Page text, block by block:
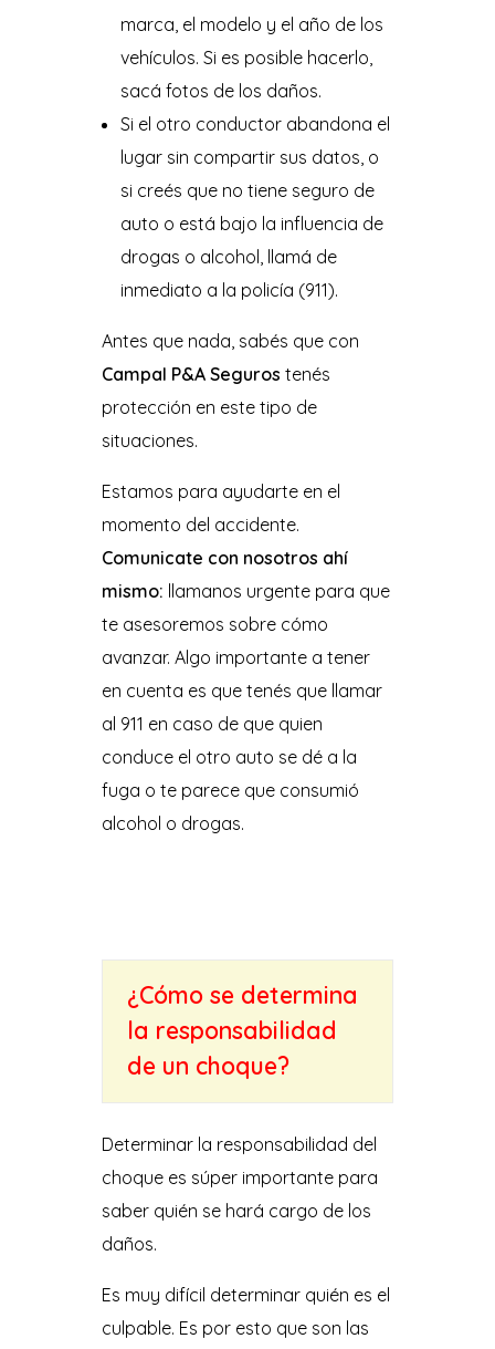
marca, el modelo y el año de los
vehículos. Si es posible hacerlo,
sacá fotos de los daños.
Si el otro conductor abandona el
lugar sin compartir sus datos, o
si creés que no tiene seguro de
auto o está bajo la influencia de
drogas o alcohol, llamá de
inmediato a la policía (911).
Antes que nada, sabés que con
Campal P&A Seguros tenés
protección en este tipo de
situaciones.
Estamos para ayudarte en el
momento del accidente.
Comunicate con nosotros ahí
mismo: llamanos urgente para que
te asesoremos sobre cómo
avanzar. Algo importante a tener
en cuenta es que tenés que llamar
al 911 en caso de que quien
conduce el otro auto se dé a la
fuga o te parece que consumió
alcohol o drogas.
¿Cómo se determina
la responsabilidad
de un choque?
Determinar la responsabilidad del
choque es súper importante para
saber quién se hará cargo de los
daños.
Es muy difícil determinar quién es el
culpable. Es por esto que son las